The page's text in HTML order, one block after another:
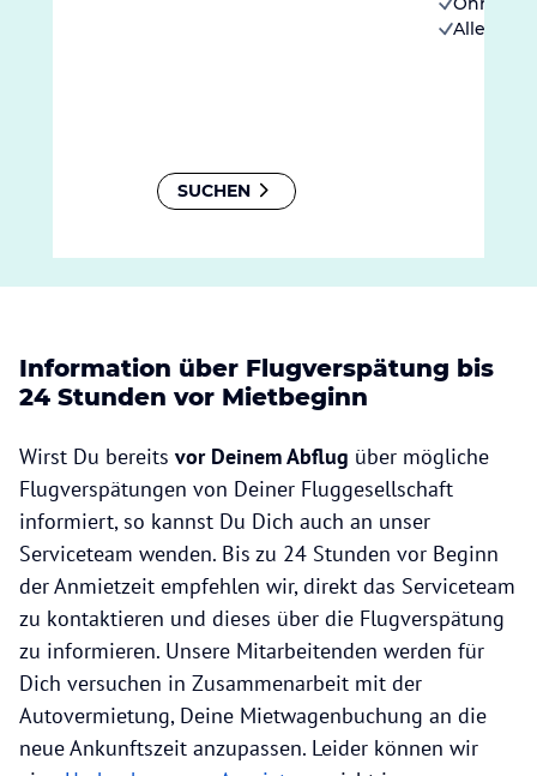
SUCHEN
Alle
Information über Flugverspätung bis
24 Stunden vor Mietbeginn
Wirst Du bereits vor Deinem Abflug über mögliche
Flugverspätungen von Deiner Fluggesellschaft
informiert, so kannst Du Dich auch an unser
Serviceteam wenden. Bis zu 24 Stunden vor Beginn
der Anmietzeit empfehlen wir, direkt das Serviceteam
zu kontaktieren und dieses über die Flugverspätung
zu informieren. Unsere Mitarbeitenden werden für
Dich versuchen in Zusammenarbeit mit der
Autovermietung, Deine Mietwagenbuchung an die
neue Ankunftszeit anzupassen. Leider können wir